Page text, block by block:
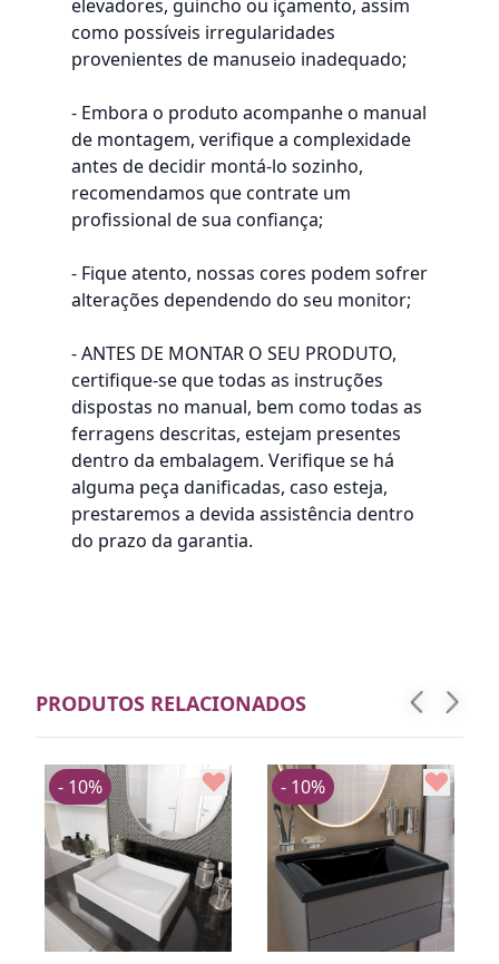
elevadores, guincho ou içamento, assim
como possíveis irregularidades
provenientes de manuseio inadequado;
- Embora o produto acompanhe o manual
de montagem, verifique a complexidade
antes de decidir montá-lo sozinho,
recomendamos que contrate um
profissional de sua confiança;
- Fique atento, nossas cores podem sofrer
alterações dependendo do seu monitor;
- ANTES DE MONTAR O SEU PRODUTO,
certifique-se que todas as instruções
dispostas no manual, bem como todas as
ferragens descritas, estejam presentes
dentro da embalagem. Verifique se há
alguma peça danificadas, caso esteja,
prestaremos a devida assistência dentro
do prazo da garantia.
PRODUTOS RELACIONADOS
- 10% - 10%